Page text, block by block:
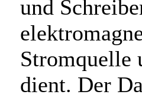
und
Stromquelle
dient. Der